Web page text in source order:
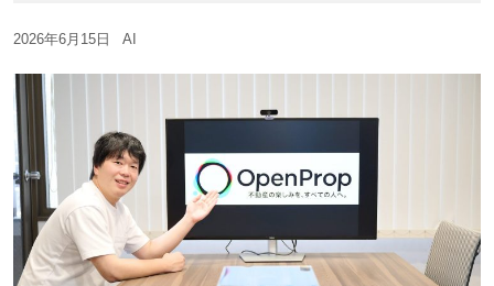
2026年6月15日 AI